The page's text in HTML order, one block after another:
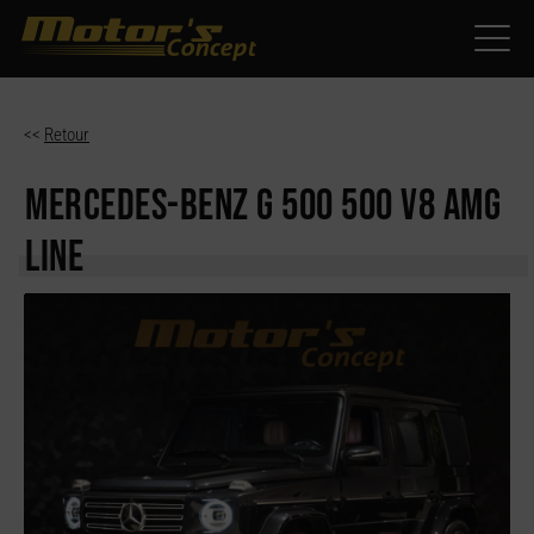
<< Retour
MERCEDES-BENZ G 500 500 V8 AMG
LINE